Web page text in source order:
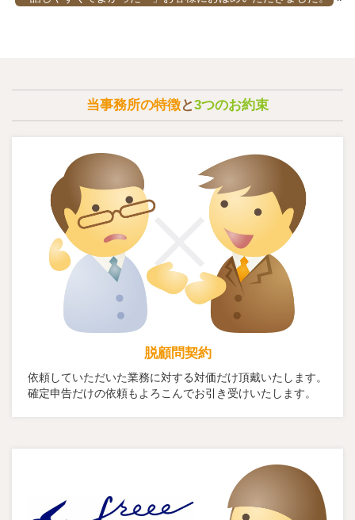
当事務所の特徴と3つのお約束
脱顧問契約
依頼していただいた業務に対する対価だけ頂戴いたします。
確定申告だけの依頼もよろこんでお引き受けいたします。